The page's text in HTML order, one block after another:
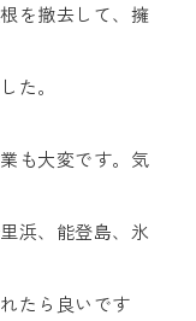
を撤去して、擁
た。
も大変です。気
浜、能登島、氷
たら良いです